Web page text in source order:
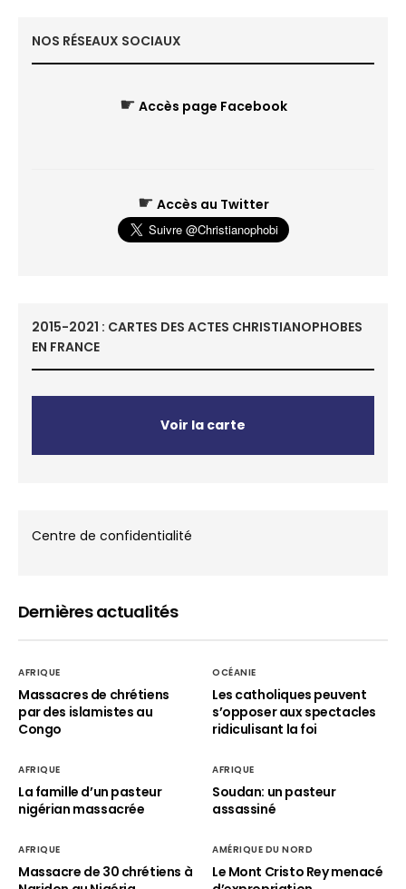
NOS RÉSEAUX SOCIAUX
☛ Accès page Facebook
☛ Accès au Twitter
2015-2021 : CARTES DES ACTES CHRISTIANOPHOBES
EN FRANCE
Voir la carte
Centre de confidentialité
Dernières actualités
AFRIQUE
Massacres de chrétiens
par des islamistes au
Congo
OCÉANIE
Les catholiques peuvent
s’opposer aux spectacles
ridiculisant la foi
AFRIQUE
La famille d’un pasteur
nigérian massacrée
AFRIQUE
Soudan: un pasteur
assassiné
AFRIQUE
Massacre de 30 chrétiens à
AMÉRIQUE DU NORD
Le Mont Cristo Rey menacé